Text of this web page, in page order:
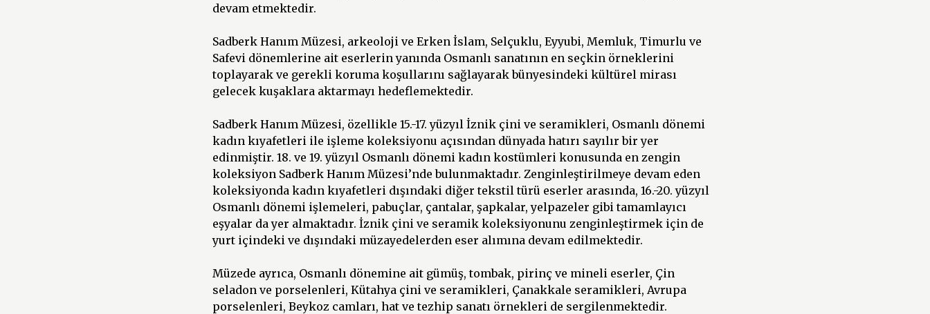
devam etmektedir.
Sadberk Hanım Müzesi, arkeoloji ve Erken İslam, Selçuklu, Eyyubi, Memluk, Timurlu ve
Safevi dönemlerine ait eserlerin yanında Osmanlı sanatının en seçkin örneklerini
toplayarak ve gerekli koruma koşullarını sağlayarak bünyesindeki kültürel mirası
gelecek kuşaklara aktarmayı hedeflemektedir.
Sadberk Hanım Müzesi, özellikle 15.-17. yüzyıl İznik çini ve seramikleri, Osmanlı dönemi
kadın kıyafetleri ile işleme koleksiyonu açısından dünyada hatırı sayılır bir yer
edinmiştir. 18. ve 19. yüzyıl Osmanlı dönemi kadın kostümleri konusunda en zengin
koleksiyon Sadberk Hanım Müzesi’nde bulunmaktadır. Zenginleştirilmeye devam eden
koleksiyonda kadın kıyafetleri dışındaki diğer tekstil türü eserler arasında, 16.-20. yüzyıl
Osmanlı dönemi işlemeleri, pabuçlar, çantalar, şapkalar, yelpazeler gibi tamamlayıcı
eşyalar da yer almaktadır. İznik çini ve seramik koleksiyonunu zenginleştirmek için de
yurt içindeki ve dışındaki müzayedelerden eser alımına devam edilmektedir.
Müzede ayrıca, Osmanlı dönemine ait gümüş, tombak, pirinç ve mineli eserler, Çin
seladon ve porselenleri, Kütahya çini ve seramikleri, Çanakkale seramikleri, Avrupa
porselenleri, Beykoz camları, hat ve tezhip sanatı örnekleri de sergilenmektedir.